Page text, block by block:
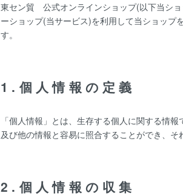
東セン貿 公式オンラインショップ(以下当ショ
ーショップ(当サービス)を利用して当ショップ
す。
1.個人情報の定義
「個人情報」とは、生存する個人に関する情
及び他の情報と容易に照合することができ、
2.個人情報の収集